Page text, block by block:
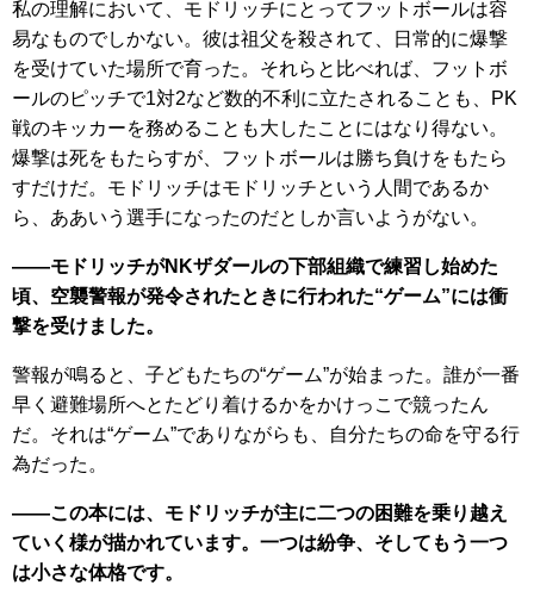
私の理解において、モドリッチにとってフットボールは容
易なものでしかない。彼は祖父を殺されて、日常的に爆撃
を受けていた場所で育った。それらと比べれば、フットボ
ールのピッチで1対2など数的不利に立たされることも、PK
戦のキッカーを務めることも大したことにはなり得ない。
爆撃は死をもたらすが、フットボールは勝ち負けをもたら
すだけだ。モドリッチはモドリッチという人間であるか
ら、ああいう選手になったのだとしか言いようがない。
――モドリッチがNKザダールの下部組織で練習し始めた
頃、空襲警報が発令されたときに行われた“ゲーム”には衝
撃を受けました。
警報が鳴ると、子どもたちの“ゲーム”が始まった。誰が一番
早く避難場所へとたどり着けるかをかけっこで競ったん
だ。それは“ゲーム”でありながらも、自分たちの命を守る行
為だった。
――この本には、モドリッチが主に二つの困難を乗り越え
ていく様が描かれています。一つは紛争、そしてもう一つ
は小さな体格です。